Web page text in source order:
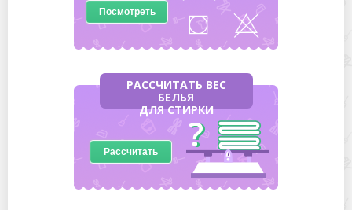
Посмотреть
РАССЧИТАТЬ ВЕС
БЕЛЬЯ
ДЛЯ СТИРКИ
Рассчитать